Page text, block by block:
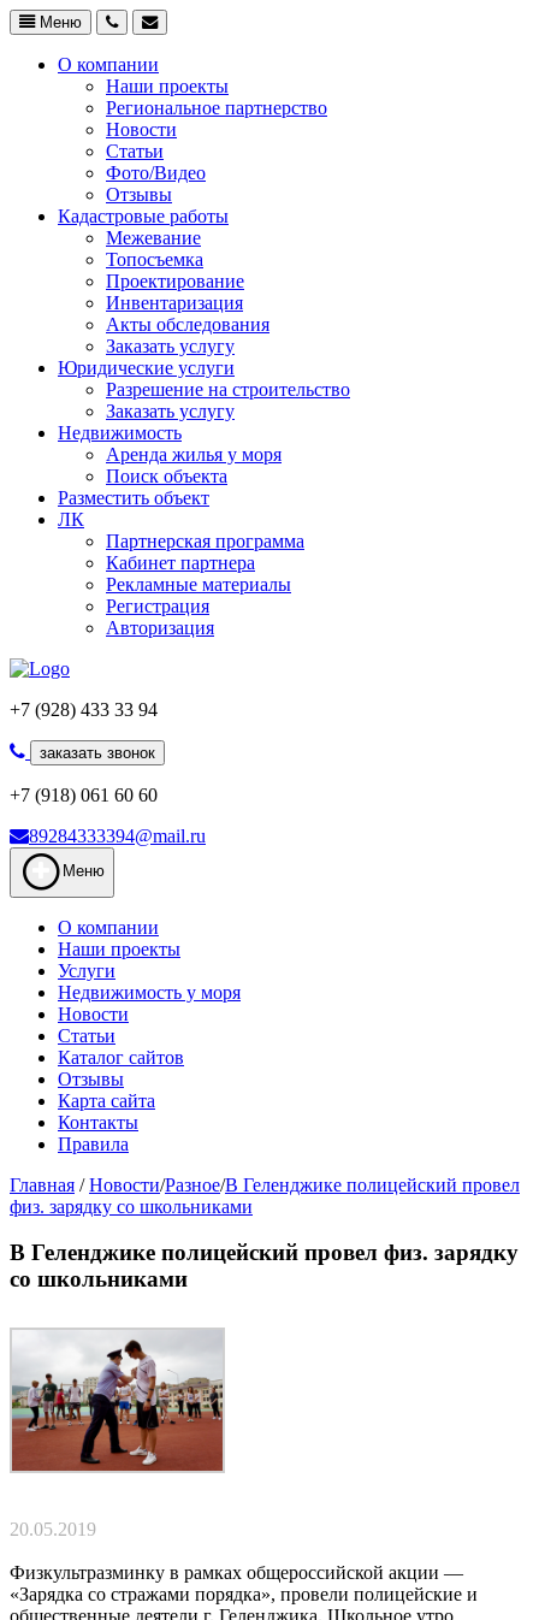
Меню
О компании
Наши проекты
Региональное партнерство
Новости
Статьи
Фото/Видео
Отзывы
Кадастровые работы
Межевание
Топосъемка
Проектирование
Инвентаризация
Акты обследования
Заказать услугу
Юридические услуги
Разрешение на строительство
Заказать услугу
Недвижимость
Аренда жилья у моря
Поиск объекта
Разместить объект
ЛК
Партнерская программа
Кабинет партнера
Рекламные материалы
Регистрация
Авторизация
+7 (928) 433 33 94
заказать звонок
+7 (918) 061 60 60
89284333394@mail.ru
Меню
О компании
Наши проекты
Услуги
Недвижимость у моря
Новости
Статьи
Каталог сайтов
Отзывы
Карта сайта
Контакты
Правила
Главная /Новости/Разное/В Геленджике полицейский провел
физ. зарядку со школьниками
В Геленджике полицейский провел физ. зарядку
со школьниками
20.05.2019
Физкультразминку в рамках общероссийской акции —
«Зарядка со стражами порядка», провели полицейские и
общественные деятели г. Геленджика. Школьное утро